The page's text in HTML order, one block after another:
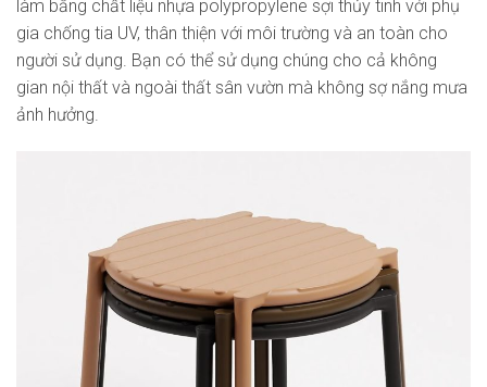
làm bằng chất liệu nhựa polypropylene sợi thủy tinh với phụ
gia chống tia UV, thân thiện với môi trường và an toàn cho
người sử dụng. Bạn có thể sử dụng chúng cho cả không
gian nội thất và ngoài thất sân vườn mà không sợ nắng mưa
ảnh hưởng.